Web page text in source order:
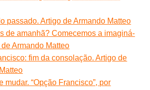
passado. Artigo de Armando Matteo
de amanhã? Comecemos a imaginá-
de Armando Matteo
fim da consolação. Artigo de
mudar. “Opção Francisco”, por